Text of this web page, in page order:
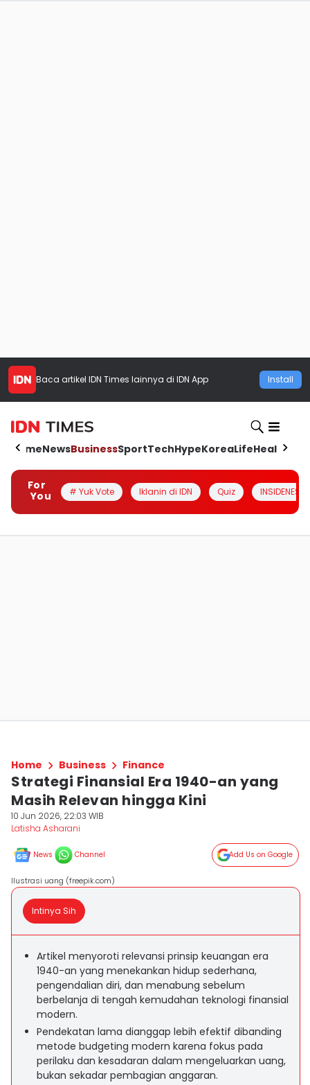
Baca artikel IDN Times lainnya di IDN App Install
HomeNewsBusinessSportTechHypeKoreaLifeHealth
For
You
# Yuk Vote Iklanin di IDN Quiz INSIDENESIA
Home Business Finance
Strategi Finansial Era 1940-an yang
Masih Relevan hingga Kini
10 Jun 2026, 22:03 WIB
Latisha Asharani
News Channel Add Us on Google
Ilustrasi uang (freepik.com)
Intinya Sih
Artikel menyoroti relevansi prinsip keuangan era
1940-an yang menekankan hidup sederhana,
pengendalian diri, dan menabung sebelum
berbelanja di tengah kemudahan teknologi finansial
modern.
Pendekatan lama dianggap lebih efektif dibanding
metode budgeting modern karena fokus pada
perilaku dan kesadaran dalam mengeluarkan uang,
bukan sekadar pembagian anggaran.